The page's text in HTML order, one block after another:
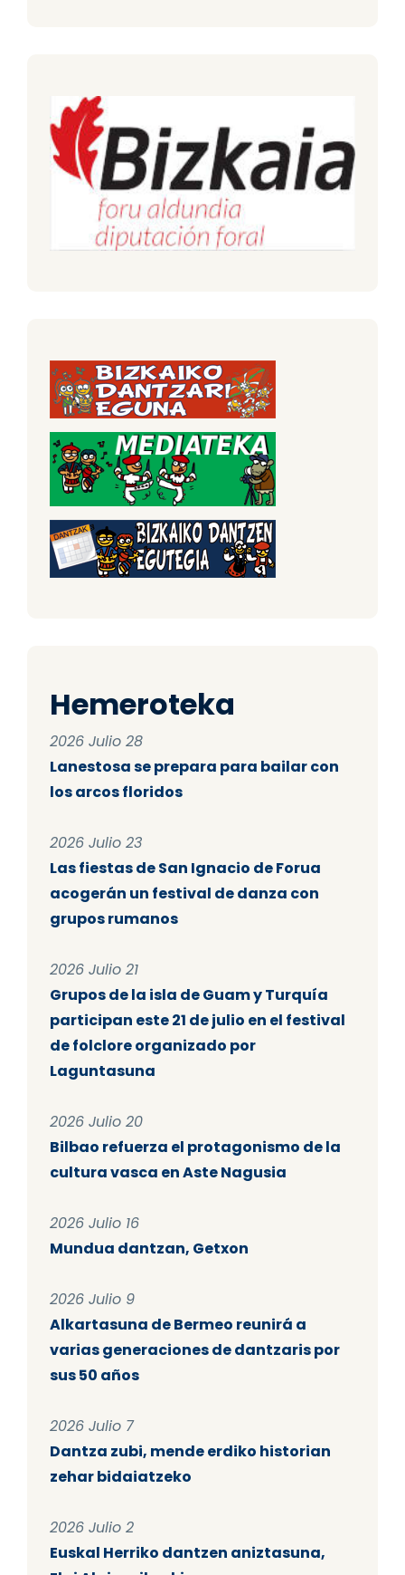
Hemeroteka
2026 Julio 28
Lanestosa se prepara para bailar con
los arcos floridos
2026 Julio 23
Las fiestas de San Ignacio de Forua
acogerán un festival de danza con
grupos rumanos
2026 Julio 21
Grupos de la isla de Guam y Turquía
participan este 21 de julio en el festival
de folclore organizado por
Laguntasuna
2026 Julio 20
Bilbao refuerza el protagonismo de la
cultura vasca en Aste Nagusia
2026 Julio 16
Mundua dantzan, Getxon
2026 Julio 9
Alkartasuna de Bermeo reunirá a
varias generaciones de dantzaris por
sus 50 años
2026 Julio 7
Dantza zubi, mende erdiko historian
zehar bidaiatzeko
2026 Julio 2
Euskal Herriko dantzen aniztasuna,